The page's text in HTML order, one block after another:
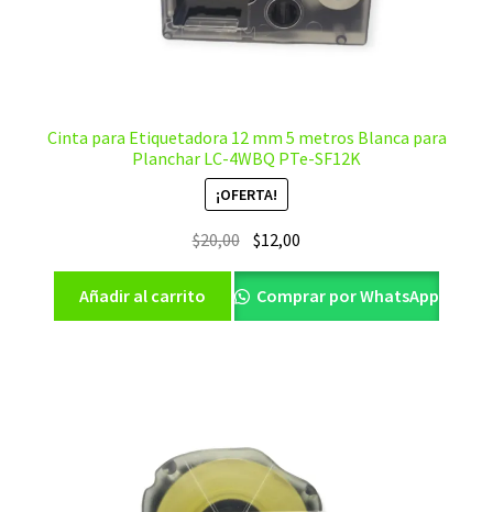
Cinta para Etiquetadora 12 mm 5 metros Blanca para
Planchar LC-4WBQ PTe-SF12K
¡OFERTA!
$20,00 El
precio
original
era:
$12,00
precio
actual
es:
Añadir al carrito Comprar por WhatsApp